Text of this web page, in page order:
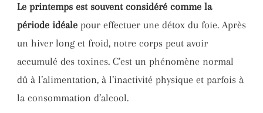
Le printemps est souvent considéré comme la
période idéale pour effectuer une détox du foie. Après
un hiver long et froid, notre corps peut avoir
accumulé des toxines. C’est un phénomène normal
dû à l’alimentation, à l’inactivité physique et parfois à
la consommation d’alcool.